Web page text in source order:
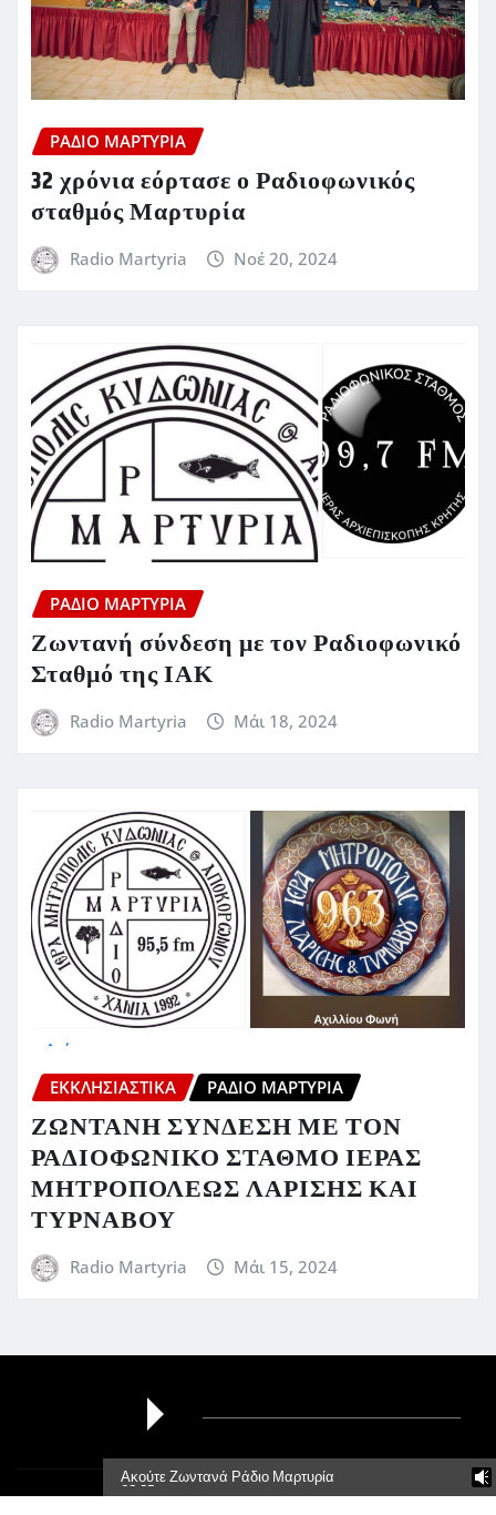
ΡΆΔΙΟ ΜΑΡΤΥΡΊΑ
32 χρόνια εόρτασε ο Ραδιοφωνικός
σταθμός Μαρτυρία
Radio Martyria Νοέ 20, 2024
ΡΆΔΙΟ ΜΑΡΤΥΡΊΑ
Ζωντανή σύνδεση με τον Ραδιοφωνικό
Σταθμό της ΙΑΚ
Radio Martyria Μάι 18, 2024
ΕΚΚΛΗΣΙΑΣΤΙΚΆ ΡΆΔΙΟ ΜΑΡΤΥΡΊΑ
ΖΩΝΤΑΝΗ ΣΥΝΔΕΣΗ ΜΕ ΤΟΝ
ΡΑΔΙΟΦΩΝΙΚΟ ΣΤΑΘΜΟ ΙΕΡΑΣ
ΜΗΤΡΟΠΟΛΕΩΣ ΛΑΡΙΣΗΣ ΚΑΙ
ΤΥΡΝΑΒΟΥ
Radio Martyria Μάι 15, 2024
Ακούτε Ζωντανά Ράδιο Μαρτυρία
95,5Fm